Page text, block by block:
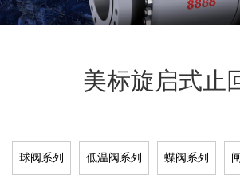
美标旋启式止
球阀系列 低温阀系列 蝶阀系列